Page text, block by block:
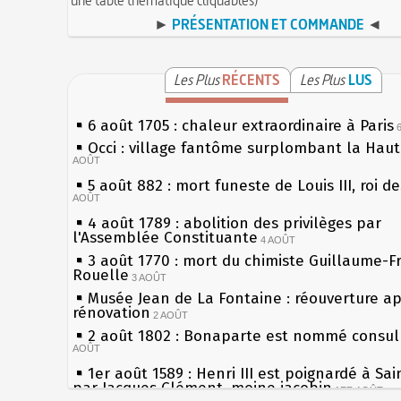
► PRÉSENTATION ET COMMANDE ◄
Les PlusRÉCENTS Les Plus LUS
6 août 1705 : chaleur extraordinaire à Paris
Occi : village fantôme surplombant la
AOÛT
5 août 882 : mort funeste de Louis III, roi
AOÛT
4 août 1789 : abolition des privilèges par
l'Assemblée Constituante 4 AOÛT
3 août 1770 : mort du chimiste Guillaume-
Rouelle 3 AOÛT
Musée Jean de La Fontaine : réouverture
rénovation 2 AOÛT
2 août 1802 : Bonaparte est nommé
AOÛT
1er août 1589 : Henri III est poignardé à
par Jacques Clément, moine jacobin 1ER AOÛT